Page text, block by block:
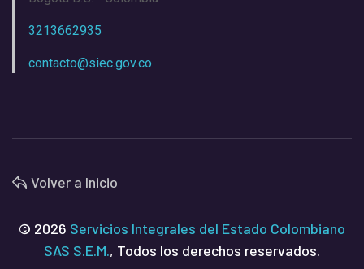
3213662935
contacto@siec.gov.co
Volver a Inicio
© 2026 Servicios Integrales del Estado Colombiano
SAS S.E.M., Todos los derechos reservados.